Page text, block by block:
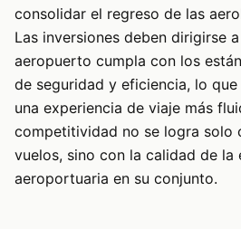
consolidar el regreso de las
Las inversiones deben dirigirse
aeropuerto cumpla con los
de seguridad y eficiencia, lo
una experiencia de viaje más
competitividad no se logra solo
vuelos, sino con la calidad de la
aeroportuaria en su conjunto.